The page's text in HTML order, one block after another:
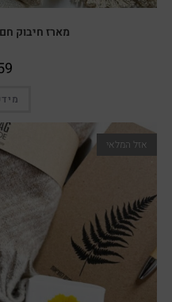
מארז חיבוק
אזל המלאי